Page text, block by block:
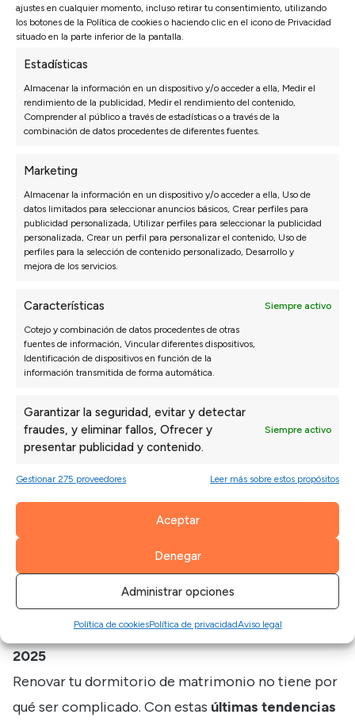
ajustes en cualquier momento, incluso retirar tu consentimiento, utilizando
los botones de la Política de cookies o haciendo clic en el icono de Privacidad
situado en la parte inferior de la pantalla.
Estadísticas
Almacenar la información en un dispositivo y/o acceder a ella, Medir el
rendimiento de la publicidad, Medir el rendimiento del contenido,
Comprender al público a través de estadísticas o a través de la
combinación de datos procedentes de diferentes fuentes.
Marketing
Almacenar la información en un dispositivo y/o acceder a ella, Uso de
datos limitados para seleccionar anuncios básicos, Crear perfiles para
publicidad personalizada, Utilizar perfiles para seleccionar la publicidad
personalizada, Crear un perfil para personalizar el contenido, Uso de
perfiles para la selección de contenido personalizado, Desarrollo y
mejora de los servicios.
Características Siempre activo
Cotejo y combinación de datos procedentes de otras
fuentes de información, Vincular diferentes dispositivos,
Identificación de dispositivos en función de la
información transmitida de forma automática.
Garantizar la seguridad, evitar y detectar
fraudes, y eliminar fallos, Ofrecer y
presentar publicidad y contenido.
Siempre activo
Gestionar 275 proveedores Leer más sobre estos propósitos
Aceptar
Denegar
Administrar opciones
Política de cookiesPolítica de privacidadAviso legal
CANAPÉ DE MADERA TOLEDO
Ver vídeo
4 Colores disponibles
Excelente almacenamiento
Hendidura de madera
Amortiguadores de calidad
470€
Toques vintage
Elestilo vintage
sigue siendo una tendencia fuerte
en 2025, pero con un enfoque más sutil. La clave
está en incorporarelementos vintage
sobrecargar el espacio. Por ejemplo, un espejo con
detalles retro pueden ser suficientes para añadir
ese toque de nostalgia y personalidad.
En nuestra colección, encontrarás piezas que
combinan a la perfección con esta tendencia,
como cabeceros con detalles clásicos o sillas con
un toque retro. Recuerda: menos es más. Elige uno
o dos elementos vintage y deja que brillen por sí
solos.
Crea tu dormitorio soñado con las tendencias de
2025
Renovar tu dormitorio de matrimonio no tiene por
qué ser complicado. Con estas últimas tendencias